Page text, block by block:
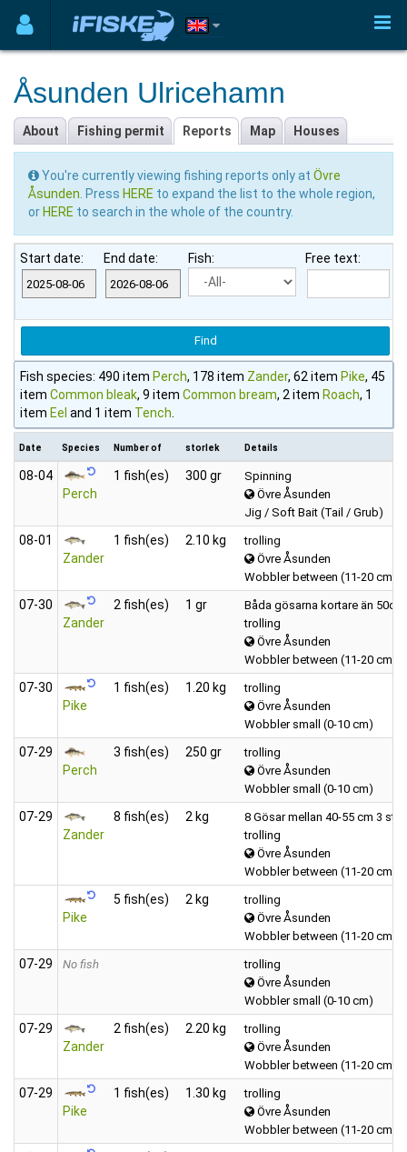
Åsunden Ulricehamn
About Fishing permit Reports Map Houses
You're currently viewing fishing reports only at Övre
Åsunden . Press HERE to expand the list to the whole region,
or HERE to search in the whole of the country.
Start date: End date: Fish: Free text:
Fish species: 490 item Perch, 178 item Zander, 62 item Pike, 45
item Common bleak, 9 item Common bream, 2 item Roach, 1
item Eel and 1 item Tench
Date Species Number of storlek Details
08‑04
Perch
1 fish(es) 300 gr
Spinning
Övre Åsunden
Jig / Soft Bait (Tail / Grub)
08‑01
Zander
1 fish(es) 2.10 kg
trolling
Övre Åsunden
Wobbler between (11-20 cm)
07‑30
Zander
2 fish(es) 1 gr
Båda gösarna kortare än 50cm.
trolling
Övre Åsunden
Wobbler between (11-20 cm)
07‑30
Pike
1 fish(es) 1.20 kg
trolling
Övre Åsunden
Wobbler small (0-10 cm)
07‑29
Perch
3 fish(es) 250 gr
trolling
Övre Åsunden
Wobbler small (0-10 cm)
07‑29
Zander
8 fish(es) 2 kg
8 Gösar mellan 40-55 cm 3 st
trolling
Övre Åsunden
Wobbler between (11-20 cm)
Pike
5 fish(es) 2 kg
trolling
Övre Åsunden
Wobbler between (11-20 cm)
07‑29 No fish
trolling
Övre Åsunden
Wobbler small (0-10 cm)
07‑29
Zander
2 fish(es) 2.20 kg
trolling
Övre Åsunden
Wobbler between (11-20 cm)
07‑29
Pike
1 fish(es) 1.30 kg
trolling
Övre Åsunden
Wobbler between (11-20 cm)